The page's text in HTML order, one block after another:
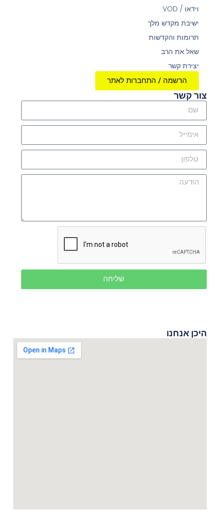
וידאו / VOD
ישיבת מקדש מלך
תרומות והקדשות
שאל את הרב
יצירת קשר
הרשמה / התחברות לאתר
צור קשר
שליחה
היכן אנחנו